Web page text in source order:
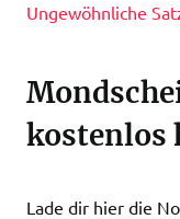
Ungewöhnliche
kostenlos
Lade dir hier die